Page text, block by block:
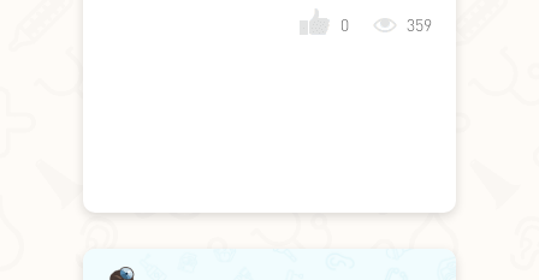
0 359